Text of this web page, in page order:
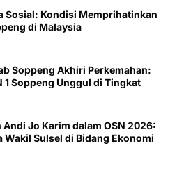
Sosial: Kondisi Memprihatinkan
di Malaysia
Soppeng Akhiri Perkemahan:
1 Soppeng Unggul di Tingkat
Andi Jo Karim dalam OSN 2026:
Wakil Sulsel di Bidang Ekonomi